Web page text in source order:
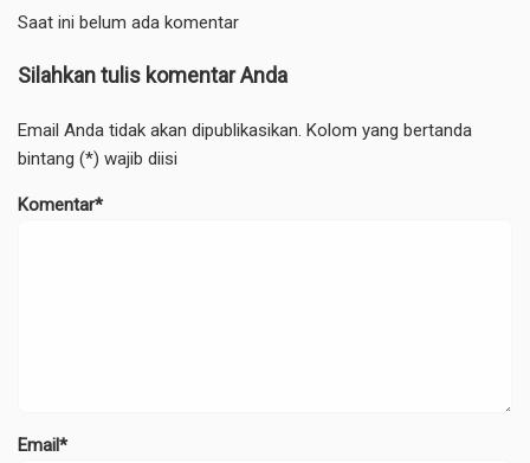
Saat ini belum ada komentar
Silahkan tulis komentar Anda
Email Anda tidak akan dipublikasikan. Kolom yang bertanda
bintang (*) wajib diisi
Komentar*
Email*